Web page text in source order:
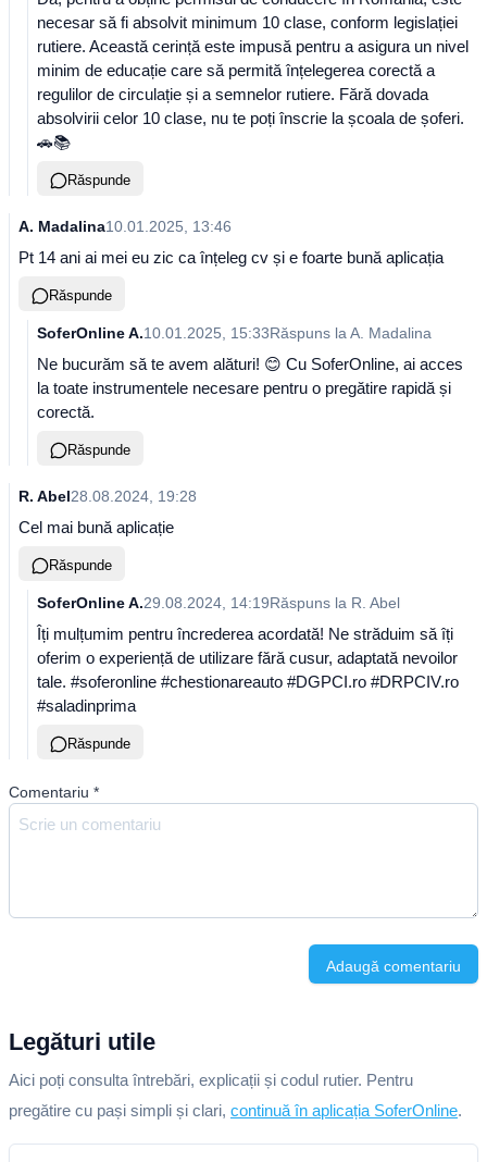
necesar să fi absolvit minimum 10 clase, conform legislației
rutiere. Această cerință este impusă pentru a asigura un nivel
minim de educație care să permită înțelegerea corectă a
regulilor de circulație și a semnelor rutiere. Fără dovada
absolvirii celor 10 clase, nu te poți înscrie la școala de șoferi.
🚗📚
Răspunde
A. Madalina10.01.2025, 13:46
Pt 14 ani ai mei eu zic ca înțeleg cv și e foarte bună aplicația
Răspunde
SoferOnline A.10.01.2025, 15:33Răspuns la A. Madalina
Ne bucurăm să te avem alături! 😊 Cu SoferOnline, ai acces
la toate instrumentele necesare pentru o pregătire rapidă și
corectă.
Răspunde
R. Abel28.08.2024, 19:28
Cel mai bună aplicație
Răspunde
SoferOnline A.29.08.2024, 14:19Răspuns la R. Abel
Îți mulțumim pentru încrederea acordată! Ne străduim să îți
oferim o experiență de utilizare fără cusur, adaptată nevoilor
tale. #soferonline #chestionareauto #DGPCI.ro #DRPCIV.ro
#saladinprima
Răspunde
Comentariu *
Adaugă comentariu
Legături utile
Aici poți consulta întrebări, explicații și codul rutier. Pentru
pregătire cu pași simpli și clari, continuă în aplicația SoferOnline.